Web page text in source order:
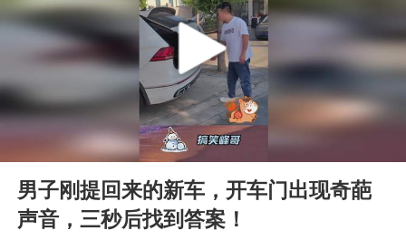
《披荆斩棘2026》阵容官宣
中国第1高楼阻尼器摆动明显
上海有出现龙卷潜势
《龙餐馆》 冲奖
Play
男子刚提回来的新车，开车门出现奇葩
声音，三秒后找到答案！